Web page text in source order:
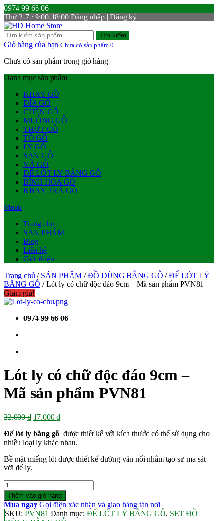
0974 99 66 06
Thứ 2-7 : 9:00-18:00 Đăng nhập | Đăng ký
Tìm kiếm
Giỏ hàng của bạn Chưa có sản phẩm 0
Chưa có sản phẩm trong giỏ hàng.
Danh mục sản phẩm
KHAY GỖ
ĐĨA GỖ
CHÉN GỖ
MUỖNG GỖ
THỚT GỖ
TÔ GỖ
LY GỖ
SẠN GỖ
VÁ GỖ
ĐẾ LÓT LY BẰNG GỖ
BÌNH HOA GỖ
KHAY TRÀ GỖ
Menu
Trang chủ
SẢN PHẨM
Blog
Liên hệ
Giới thiệu
Trang chủ / SẢN PHẨM /ĐỒ DÙNG BẰNG GỖ /ĐẾ LÓT LÝ
BẰNG GỖ / Lót ly có chữ độc đáo 9cm – Mã sản phẩm PVN81
Giảm giá!
0974 99 66 06
Lót ly có chữ độc đáo 9cm –
Mã sản phẩm PVN81
22.000₫ Giá
là:
22.000 ₫.
17.000 ₫Giá
tại
là:
Đế lót ly bằng gỗ được thiết kế với kích thước có thể sử dụng cho
nhiều loại ly khác nhau.
Bề mặt miếng lót được thiết kế đường vân nổi nhằm tạo sự ma sát
với đế ly.
Số
lượng
Thêm vào giỏ hàng
Mua ngay Gọi điện xác nhận và giao hàng tận nơi
SKU: PVN81 Danh mục: ĐẾ LÓT LÝ BẰNG GỖ, SET ĐỒ